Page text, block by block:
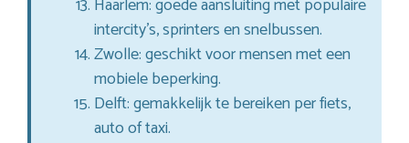
intercity’s, sprinters en snelbussen.
Zwolle: geschikt voor mensen met een
mobiele beperking.
Delft: gemakkelijk te bereiken per fiets,
auto of taxi.